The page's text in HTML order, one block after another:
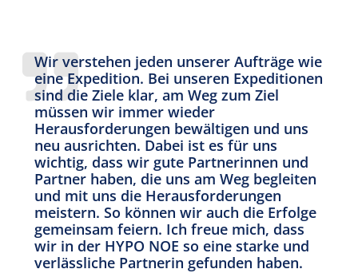
Wir verstehen jeden unserer Aufträge wie
eine Expedition. Bei unseren Expeditionen
sind die Ziele klar, am Weg zum Ziel
müssen wir immer wieder
Herausforderungen bewältigen und uns
neu ausrichten. Dabei ist es für uns
wichtig, dass wir gute Partnerinnen und
Partner haben, die uns am Weg begleiten
und mit uns die Herausforderungen
meistern. So können wir auch die Erfolge
gemeinsam feiern. Ich freue mich, dass
wir in der HYPO NOE so eine starke und
verlässliche Partnerin gefunden haben.